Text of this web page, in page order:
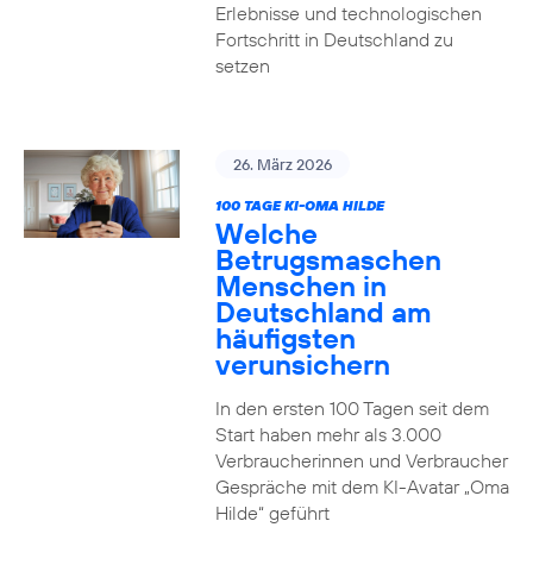
Erlebnisse und technologischen
Fortschritt in Deutschland zu
setzen
26. März 2026
100 TAGE KI-OMA HILDE
Welche
Betrugsmaschen
Menschen in
Deutschland am
häufigsten
verunsichern
In den ersten 100 Tagen seit dem
Start haben mehr als 3.000
Verbraucherinnen und Verbraucher
Gespräche mit dem KI-Avatar „Oma
Hilde“ geführt